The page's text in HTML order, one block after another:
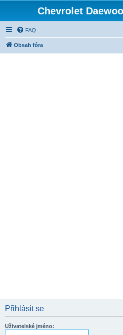
Chevrolet
FAQ
Obsah fóra
Přihlásit se
Uživatelské jméno: